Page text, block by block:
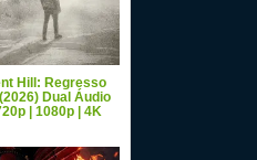
Hill: Regresso
Dual Áudio
| 1080p | 4K